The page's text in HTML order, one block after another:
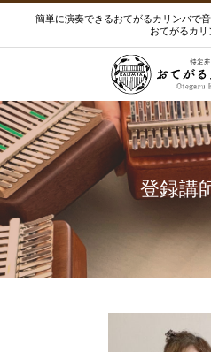
簡単に演奏できるおてがるカリンバで
おてがるカリ
登録講